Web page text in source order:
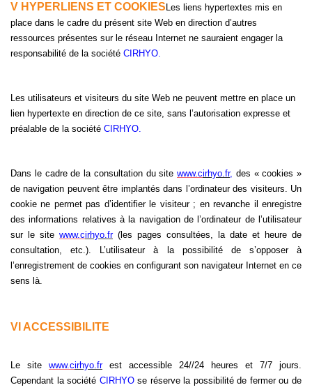
V HYPERLIENS ET COOKIES Les liens hypertextes mis en
place dans le cadre du présent site Web en direction d’autres
ressources présentes sur le réseau Internet ne sauraient engager la
responsabilité de la société CIRHYO.
Les utilisateurs et visiteurs du site Web ne peuvent mettre en place un
lien hypertexte en direction de ce site, sans l’autorisation expresse et
préalable de la société CIRHYO.
Dans le cadre de la consultation du site www.cirhyo.fr, des « cookies »
de navigation peuvent être implantés dans l’ordinateur des visiteurs. Un
cookie ne permet pas d’identifier le visiteur ; en revanche il enregistre
des informations relatives à la navigation de l’ordinateur de l’utilisateur
sur le site www.cirhyo.fr (les pages consultées, la date et heure de
consultation, etc.). L’utilisateur à la possibilité de s’opposer à
l’enregistrement de cookies en configurant son navigateur Internet en ce
sens là.
VI ACCESSIBILITE
Le site www.cirhyo.frest accessible 24//24 heures et 7/7 jours.
Cependant la société CIRHYOse réserve la possibilité de fermer ou de